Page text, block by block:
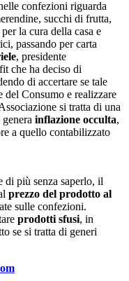
confezioni riguarda
succhi di frutta,
la cura della casa e
passando per carta
, presidente
che ha deciso di
di accertare se tale
del Consumo e realizzare
si tratta di una
inflazione occulta,
a quello contabilizzato
di più senza saperlo, il
prezzo del prodotto al
sulle confezioni.
prodotti sfusi, in
se si tratta di generi